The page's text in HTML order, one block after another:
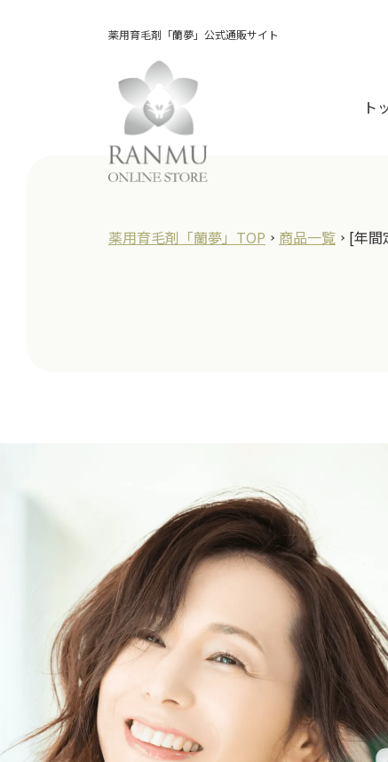
薬用育毛剤「蘭夢」公式通販サイト
ト
薬用育毛剤「蘭夢」TOP 商品一覧 [年間